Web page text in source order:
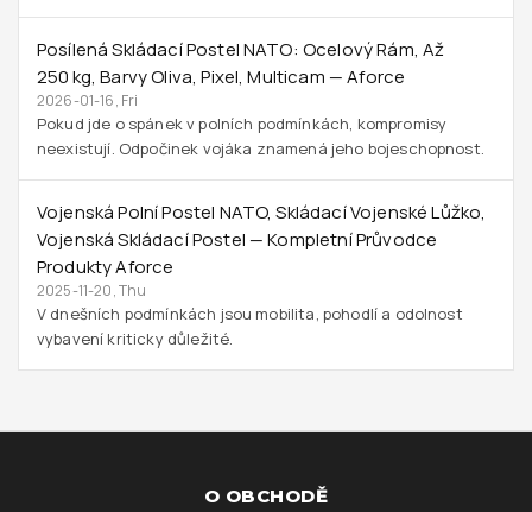
Posílená Skládací Postel NATO: Ocelový Rám, Až
250 Kg, Barvy Oliva, Pixel, Multicam — Aforce
2026-01-16, Fri
Pokud jde o spánek v polních podmínkách, kompromisy
neexistují. Odpočinek vojáka znamená jeho bojeschopnost.
Vojenská Polní Postel NATO, Skládací Vojenské Lůžko,
Vojenská Skládací Postel — Kompletní Průvodce
Produkty Aforce
2025-11-20, Thu
V dnešních podmínkách jsou mobilita, pohodlí a odolnost
vybavení kriticky důležité.
O OBCHODĚ